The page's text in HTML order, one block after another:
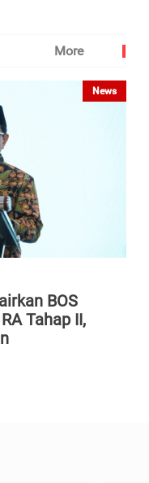
More
News
BOS
Tahap II,